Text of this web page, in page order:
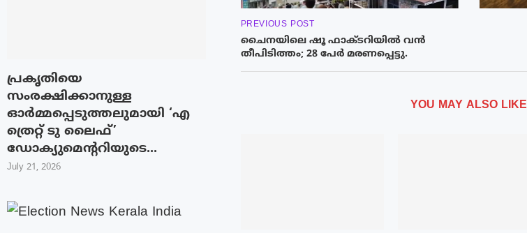
PREVIOUS POST
ചൈനയിലെ ഷൂ ഫാക്ടറിയിൽ വൻ
തീപിടിത്തം; 28 പേർ മരണപ്പെട്ടു.
YOU MAY ALSO LIKE
പ്രകൃതിയെ
സംരക്ഷിക്കാനുള്ള
ഓർമ്മപ്പെടുത്തലുമായി ‘എ
ത്രെറ്റ് ടു ലൈഫ്’
ഡോക്യുമെന്ററിയുടെ...
July 21, 2026